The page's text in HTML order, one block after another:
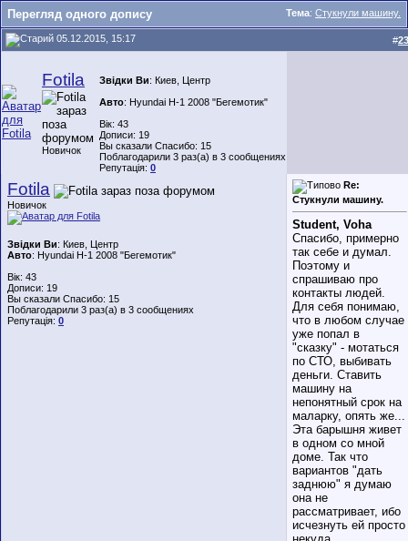
Тема: Стукнули машину.
Перегляд одного допису
05.12.2015, 15:17 #23
Fotila
Новичок
Звідки Ви: Киев, Центр
Авто: Hyundai H-1 2008 "Бегемотик"
Вік: 43
Дописи: 19
Вы сказали Спасибо: 15
Поблагодарили 3 раз(а) в 3 сообщениях
Репутація: 0
Fotila
Новичок
Звідки Ви: Киев, Центр
Авто: Hyundai H-1 2008 "Бегемотик"
Вік: 43
Дописи: 19
Вы сказали Спасибо: 15
Поблагодарили 3 раз(а) в 3 сообщениях
Репутація: 0
Re:
Стукнули машину.
Student, Voha
Спасибо, примерно
так себе и думал.
Поэтому и
спрашиваю про
контакты людей.
Для себя понимаю,
что в любом случае
уже попал в
"сказку" - мотаться
по СТО, выбивать
деньги. Ставить
машину на
непонятный срок на
маларку, опять же...
Эта барышня живет
в одном со мной
доме. Так что
вариантов "дать
заднюю" я думаю
она не
рассматривает, ибо
исчезнуть ей просто